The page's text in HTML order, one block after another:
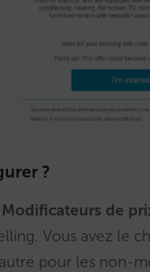
?
Modificateurs de
Vous avez le
pour les non-